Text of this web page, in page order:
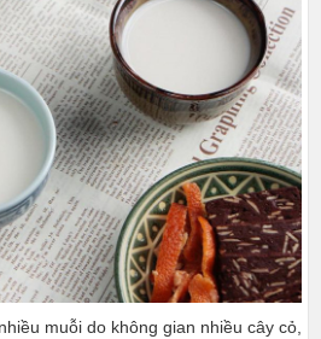
muỗi do không gian nhiều cây cỏ,